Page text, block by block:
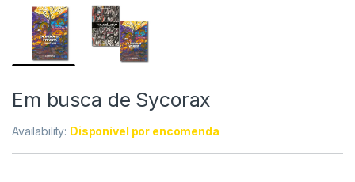
Em busca de Sycorax
Availability: Disponível por encomenda